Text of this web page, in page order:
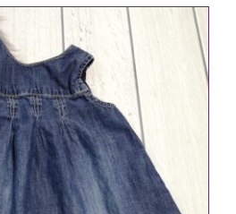
DETAILS